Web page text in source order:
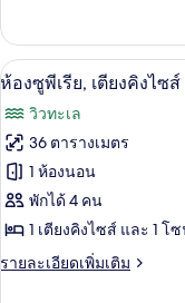
เรีย,
เตียง
คิง
ไซส์
1
เตียง
และ
เบด
เกี่ยว
กับ
ห้อง
พี
เรีย,
เตียง
คิง
ไซส์
เตียง
และ
เปิด
ภาพถ่าย
ทั้งหมด
ของ
ห้อง
ซู
พี
7
ห้องซูพีเรีย, เตียงคิงไซ
วิวทะเล
36 ตารางเมตร
1 ห้องนอน
พักได้ 4 คน
1 เตียงคิงไซส์ และ 1
รายละเอียดเพิ่มเติม
ราย